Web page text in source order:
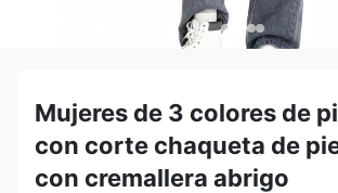
Mujeres de 3 colores de
con corte chaqueta de
con cremallera abrigo